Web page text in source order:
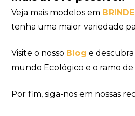
Veja mais modelos em
tenha uma maior variedade
Visite o nosso Blog e descubra
mundo Ecológico e o ramo de
Por fim, siga-nos em nossas